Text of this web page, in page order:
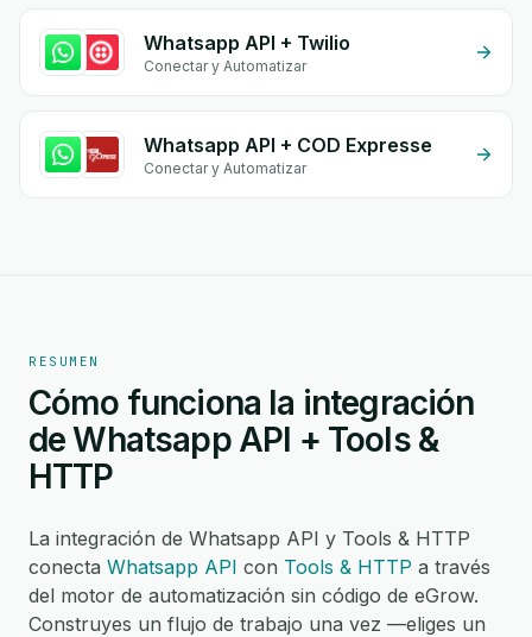
Whatsapp API + Twilio
Conectar y Automatizar
Whatsapp API + COD Expresse
Conectar y Automatizar
RESUMEN
Cómo funciona la integración
de Whatsapp API + Tools &
HTTP
La integración de Whatsapp API y Tools & HTTP
conecta Whatsapp API con Tools & HTTP a través
del motor de automatización sin código de eGrow.
Construyes un flujo de trabajo una vez —eliges un